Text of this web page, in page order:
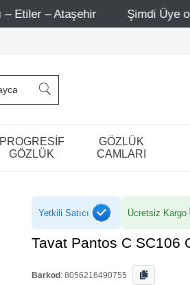
Şimdi Üye ol ! 5000 TL üzeri ilk
PROGRESİF
GÖZLÜK
GÖZLÜK
CAMLARI
Yetkili Satıcı Ücretsiz Kargo
Tavat Pantos C SC106
Barkod : 8056216490755